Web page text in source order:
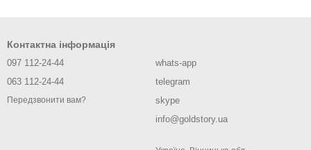
Контактна інформація
097 112-24-44
063 112-24-44
Передзвонити вам?
whats-app
telegram
skype
info@goldstory.ua